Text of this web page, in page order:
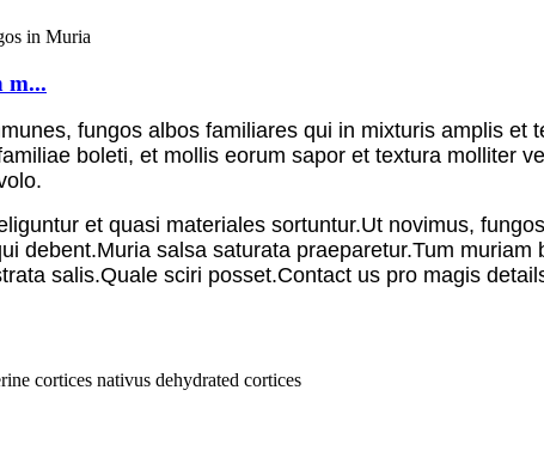
m...
fungos albos familiares qui in mixturis amplis
boleti, et mollis eorum sapor et textura molliter
et quasi materiales sortuntur.Ut novimus,
debent.Muria salsa saturata praeparetur.Tum
salis.Quale sciri posset.Contact us pro magis